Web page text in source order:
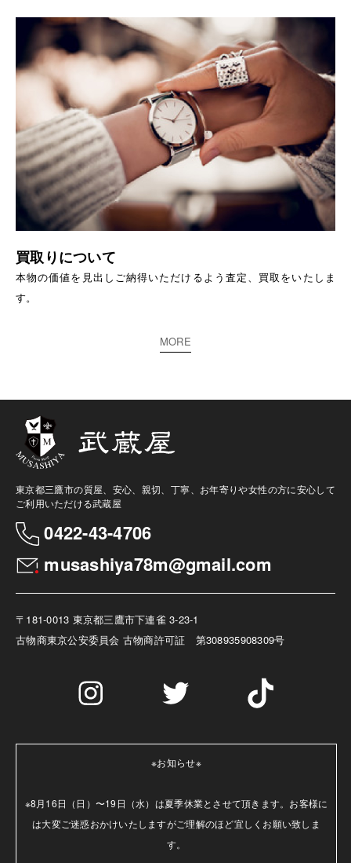
買取りについて
本物の価値を見出しご納得いただけるよう査定、買取をいたしま
す。
MORE
東京都三鷹市の質屋、安心、親切、丁寧、お年寄りや女性の方に安心して
ご利用いただける武蔵屋
0422-43-4706
musashiya78m@gmail.com
〒181-0013 東京都三鷹市下連雀 3-23-1
古物商東京公安委員会 古物商許可証 第308935908309号
※お知らせ※
※8月16日（日）〜19日（水）は夏季休業とさせて頂きます。お客様に
は大変ご迷惑おかけいたしますがご理解のほど宜しくお願い致しま
す。